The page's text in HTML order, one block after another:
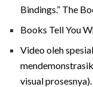
Bindings.” The
Books Tell You
Video oleh
visual prosesnya).